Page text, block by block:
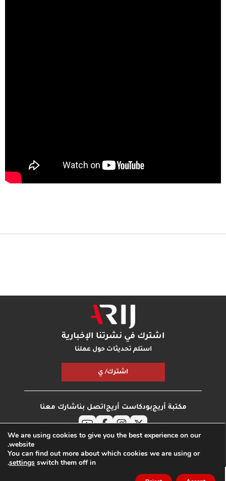
اشترك في نشرتنا الإخبارية
استلم تحديثات حول عملنا
اشترك/ ي
مكتبة أريجبودكاست أريجاتصل بناشارك معنا
مدونة
الخصوصية
جميع الحقوق محفوظة © مؤسسة اريج
انترناشونال
We are using cookies to give you the best experience on our
website.
You can find out more about which cookies we are using or
switch them off in
settings
.